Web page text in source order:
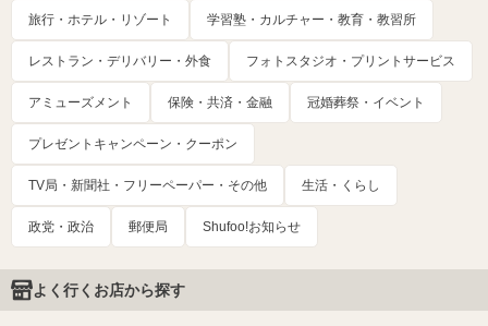
旅行・ホテル・リゾート 学習塾・カルチャー・教育・教習所
レストラン・デリバリー・外食 フォトスタジオ・プリントサービス
アミューズメント 保険・共済・金融 冠婚葬祭・イベント
プレゼントキャンペーン・クーポン
TV局・新聞社・フリーペーパー・その他 生活・くらし
政党・政治 郵便局 Shufoo!お知らせ
よく行くお店から探す